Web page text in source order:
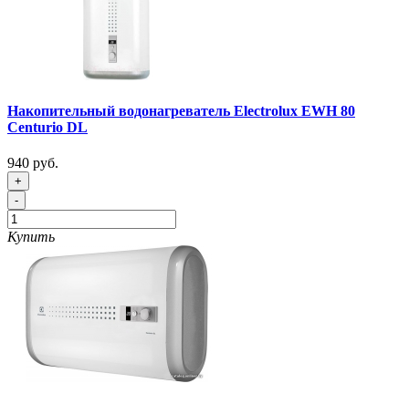
Накопительный водонагреватель Electrolux EWH 80
Centurio DL
940 руб.
+
-
Купить